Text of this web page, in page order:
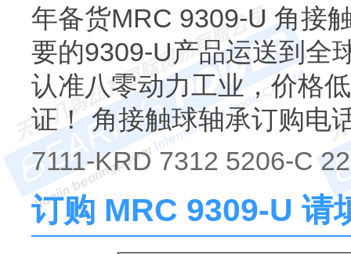
年备货MRC 9309-U 角接
要的9309-U产品运送到全
认准八零动力工业，价格
证！ 角接触球轴承订购电
7111-KRD 7312 5206-C
订购 MRC 9309-U 请